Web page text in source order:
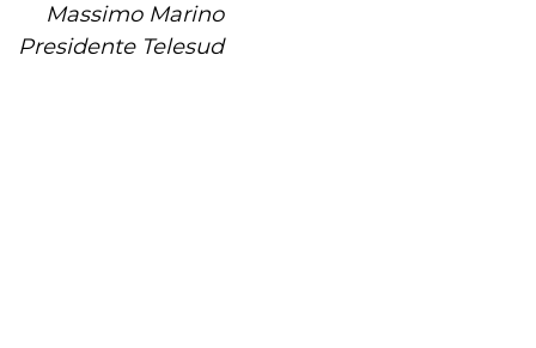
Massimo Marino
Presidente Telesud